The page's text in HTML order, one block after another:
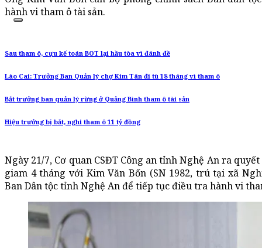
hành vi tham ô tài sản.
Sau tham ô, cựu kế toán BOT lại hầu tòa vì đánh đề
Lào Cai: Trưởng Ban Quản lý chợ Kim Tân đi tù 18 tháng vì tham ô
Bắt trưởng ban quản lý rừng ở Quảng Bình tham ô tài sản
Hiệu trưởng bị bắt, nghi tham ô 11 tỷ đồng
Ngày 21/7, Cơ quan CSĐT Công an tỉnh Nghệ An ra
giam 4 tháng với Kim Văn Bốn (SN 1982, trú tại xã
Ban Dân tộc tỉnh Nghệ An để tiếp tục điều tra hành vi